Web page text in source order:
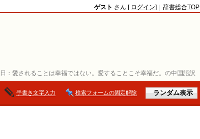
： 愛されることは幸福ではない。愛することこそ幸福だ。の中国語訳
ゲスト さん [ ログイン] | 辞書総合TOP
手書き文字入力 検索フォームの固定解除